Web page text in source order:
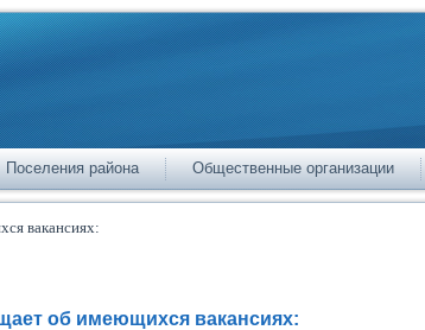
Поселения района Общественные организации
вакансиях:
об имеющихся вакансиях: